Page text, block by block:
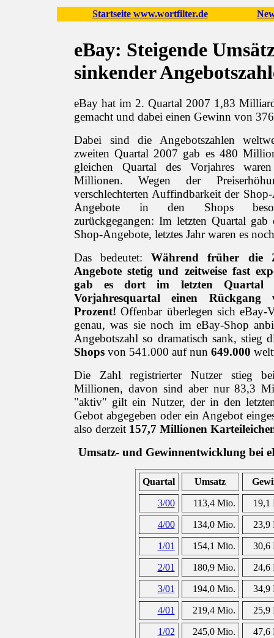
Startseite www.wortfilter.de
eBay: Steigende
sinkender
eBay hat im 2. Quartal 2007 1,83
gemacht und dabei einen Gewinn von
Dabei sind die Angebotszahlen
zweiten Quartal 2007 gab es 480
gleichen Quartal des Vorjahres
Millionen. Wegen der
verschlechterten Auffindbarkeit der
Angebote in den Shops
zurückgegangen: Im letzten Quartal
Shop-Angebote, letztes Jahr waren es
Das bedeutet:Während früher die
Angebote stetig und zeitweise fast
gab es dort im letzten Quartal
Vorjahresquartal einen
Prozent! Offenbar überlegen sich eBay-
genau, was sie noch im eBay-Shop
Angebotszahl so dramatisch sank, stieg
Shops von 541.000 auf nun 649.000
Die Zahl registrierter Nutzer stieg
Millionen, davon sind aber nur 83,3
"aktiv" gilt ein Nutzer, der in den
Gebot abgegeben oder ein Angebot
also derzeit 157,7 Millionen
Umsatz- und Gewinnentwicklung bei
Quartal Umsatz
3/00 113,4 Mio. 19,1
4/00 134,0 Mio. 23,9
1/01 154,1 Mio. 30,6
2/01 180,9 Mio. 24,6
3/01 194,0 Mio. 34,9
4/01 219,4 Mio. 25,9
1/02 245,0 Mio. 47,6